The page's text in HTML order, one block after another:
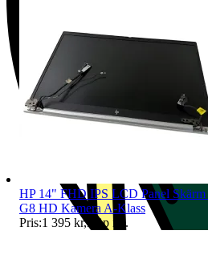
HP 14" FHD IPS LCD Panel
G8 HD Kamera A-Klass
Pris:1 395 kr,Köp nu .